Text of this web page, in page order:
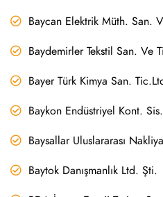
Baycan Elektrik Müth. San.
Baydemirler Tekstil San. Ve
Bayer Türk Kimya San.
Baykon Endüstriyel Kont.
Baysallar Uluslararası
Baytok Danışmanlık Ltd. Şti.